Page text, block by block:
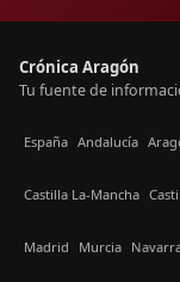
Crónica Aragón
Tu fuente de
España Andalucía
Castilla La-Mancha
Madrid Murcia